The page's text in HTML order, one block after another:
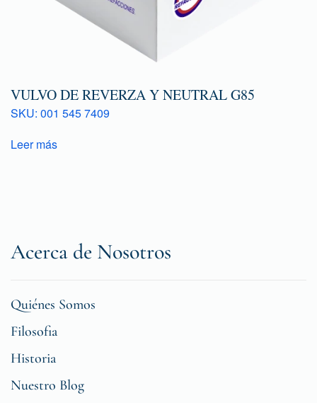
VULVO DE REVERZA Y NEUTRAL G85
SKU: 001 545 7409
Leer más
Acerca de Nosotros
Quiénes Somos
Filosofia
Historia
Nuestro Blog